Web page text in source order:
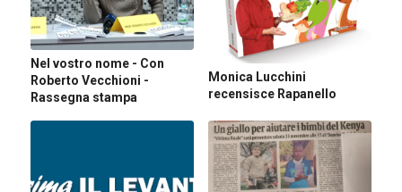
Nel vostro nome - Con
Roberto Vecchioni -
Rassegna stampa
Monica Lucchini
recensisce Rapanello